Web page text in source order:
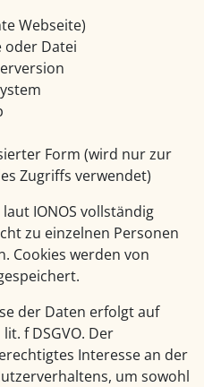
Webseite)
oder Datei
Form (wird nur zur
Zugriffs verwendet)
IONOS vollständig
zu einzelnen Personen
Cookies werden von
der Daten erfolgt auf
f DSGVO. Der
Interesse an der
um sowohl